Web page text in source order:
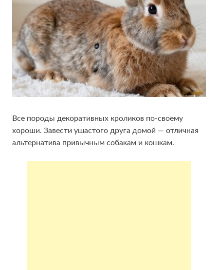
Все породы декоративных кроликов по-своему
хороши. Завести ушастого друга домой — отличная
альтернатива привычным собакам и кошкам.